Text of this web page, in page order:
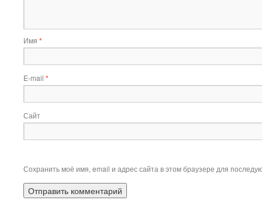
Имя *
E-mail *
Сайт
Сохранить моё имя, email и адрес сайта в этом браузере для